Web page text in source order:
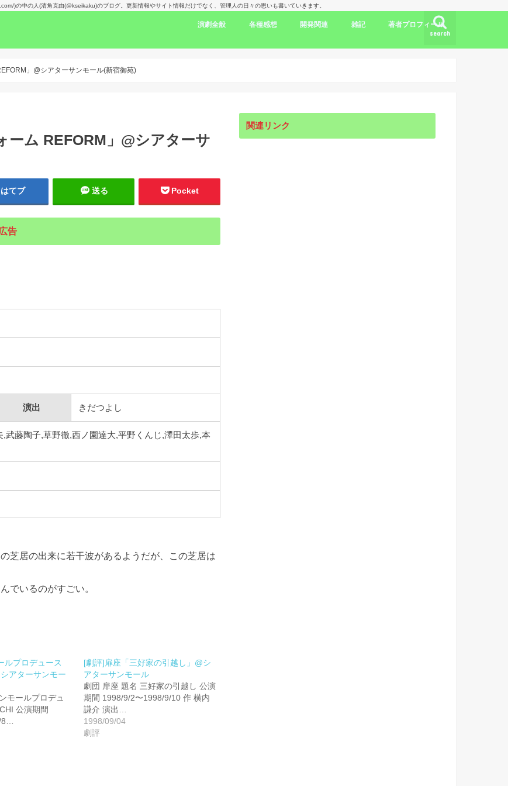
)の中の人(清角克由(@kseikaku)のブログ。更新情報やサイト情報だけでなく、管理人の日々の思いも書いていきます。
search
演劇全般
演劇感想文リンク
舞台で見た人のドラマ出演情報
楽しみな舞台！
演劇賞
各種感想
劇評 海外劇評
書評 KDP
映画評
旅行記
開発関連
開発言語
iPhone/Mac
WordPress
Ubuntu
集合知/人工知能
雑記
日本
アメリカ
韓国
中国
著者プロフィール
」@シアターサンモール(新宿御苑)
ム REFORM」@シアターサ
はてブ 送る Pocket
告
演出 きだつよし
武藤陶子,草野徹,西ノ園達大,平野くんじ,澤田太歩,本
芝居の出来に若干波があるようだが、この芝居は
でいるのがすごい。
ルプロデュース
シアターサンモー
モールプロデュ
公演期間
[劇評]扉座「三好家の引越し」@シ
アターサンモール
劇団 扉座 題名 三好家の引越し 公演
期間 1998/9/2〜1998/9/10 作 横内
謙介 演出…
1998/09/04
劇評
関連リンク